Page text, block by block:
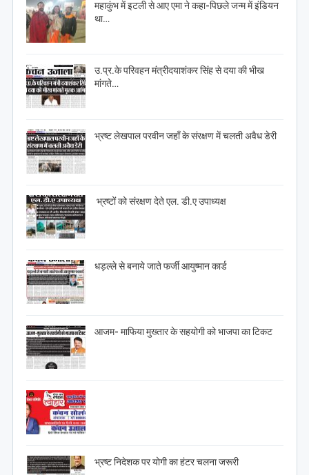
महाकुंभ में इटली से आए एमा ने कहा-पिछले जन्म में इंडियन
था…
उ.प्र.के परिवहन मंत्रीदयाशंकर सिंह से दया की भीख
मांगते…
भ्रष्ट लेखपाल परवीन जहाँ के संरक्षण में चलती अवैध डेरी
भ्रष्टों को संरक्षण देते एल. डी.ए उपाध्यक्ष
धड़ल्ले से बनाये जाते फर्जी आयुष्मान कार्ड
आजम- माफिया मुख्तार के सहयोगी को भाजपा का टिकट
भ्रष्ट निदेशक पर योगी का हंटर चलना जरूरी